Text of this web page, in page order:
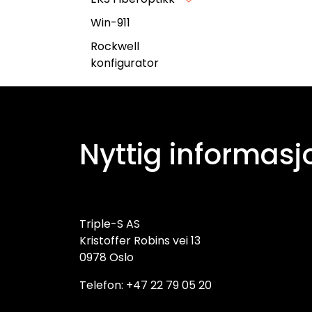
Win-911
Rockwell
konfigurator
Nyttig
Triple-S AS
Kristoffer Robins vei 13
0978 Oslo
Telefon: +47 22 79 05 20